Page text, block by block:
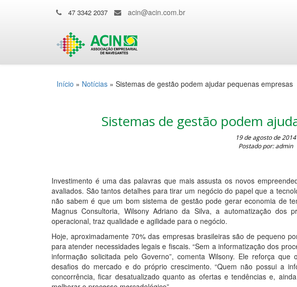
47 3342 2037 acin@acin.com.br
Início » Notícias » Sistemas de gestão podem ajudar pequenas empresas
Sistemas de gestão podem
19 de agosto de 2014
Postado por: admin
Investimento é uma das palavras que mais assusta os novos
avaliados. São tantos detalhes para tirar um negócio do papel que a
não sabem é que um bom sistema de gestão pode gerar economia de
Magnus Consultoria, Wilsony Adriano da Silva, a automatização dos
operacional, traz qualidade e agilidade para o negócio.
Hoje, aproximadamente 70% das empresas brasileiras são de pequeno
para atender necessidades legais e fiscais. “Sem a informatização dos
informação solicitada pelo Governo”, comenta Wilsony. Ele reforça
desafios do mercado e do próprio crescimento. “Quem não possui a
concorrência, ficar desatualizado quanto as ofertas e tendências e,